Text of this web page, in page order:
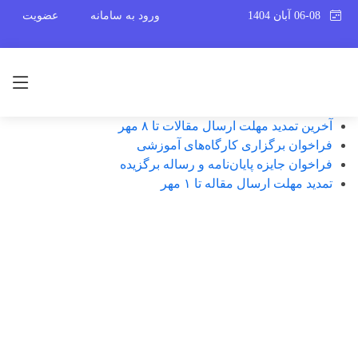
ورود به سامانه عضویت
آخرین تمدید مهلت ارسال مقالات تا ۸ مهر
فراخوان برگزاری کارگاه‌های آموزشی
فراخوان جایزه پایان‌نامه و رساله برگزیده
تمدید مهلت ارسال مقاله تا ۱ مهر